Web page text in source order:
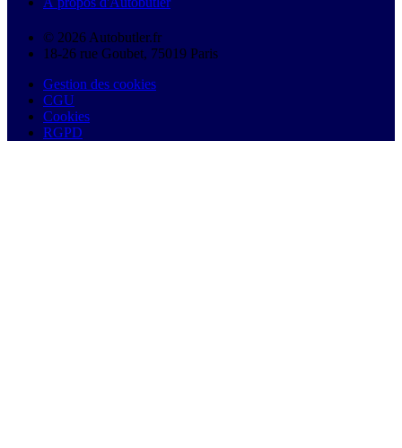
© 2026 Autobutler.fr
18-26 rue Goubet, 75019 Paris
Gestion des cookies
CGU
Cookies
RGPD